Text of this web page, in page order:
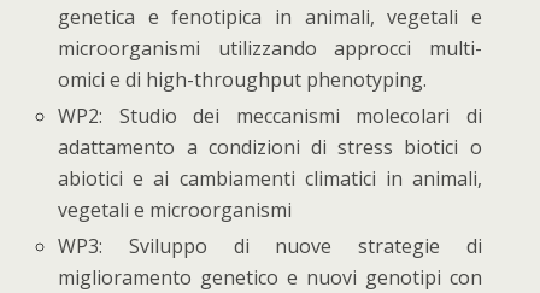
genetica e fenotipica in animali, vegetali e
microorganismi utilizzando approcci multi-
omici e di high-throughput phenotyping.
WP2: Studio dei meccanismi molecolari di
adattamento a condizioni di stress biotici o
abiotici e ai cambiamenti climatici in animali,
vegetali e microorganismi
WP3: Sviluppo di nuove strategie di
miglioramento genetico e nuovi genotipi con